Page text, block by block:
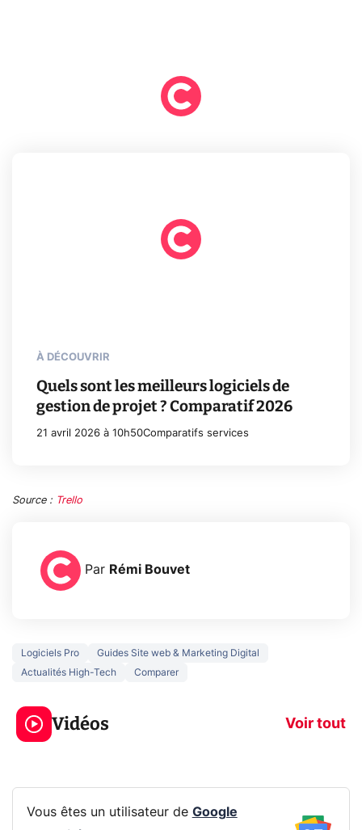
À DÉCOUVRIR
Quels sont les meilleurs logiciels de
gestion de projet ? Comparatif 2026
21 avril 2026 à 10h50Comparatifs services
Source : Trello
Par Rémi Bouvet
Logiciels Pro
Guides Site web & Marketing Digital
Actualités High-Tech
Comparer
Vidéos Voir tout
3 écrans en 1 pour
319€ ? Voici L'AOC
CQ32G4ZA !
prochaine
Vous êtes un utilisateur de Google